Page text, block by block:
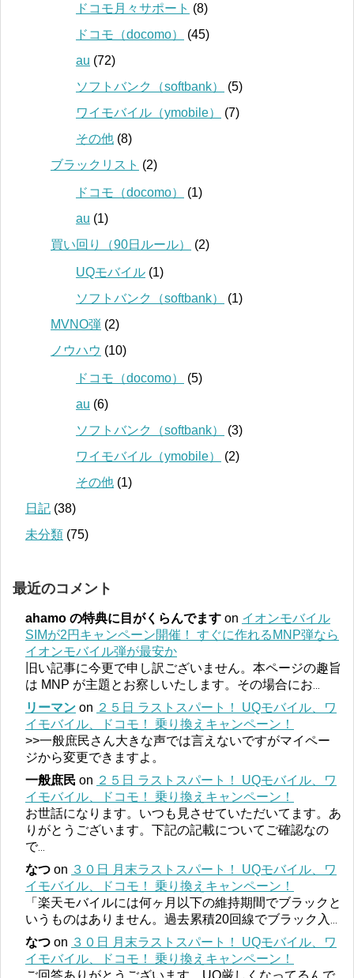
ドコモ月々サポート (8)
ドコモ（docomo）
(45)
au (72)
ソフトバンク（softbank）
(5)
ワイモバイル（ymobile）
(7)
その他 (8)
ブラックリスト (2)
ドコモ（docomo）
(1)
au (1)
買い回り（90日ルール）
(2)
UQモバイル (1)
ソフトバンク（softbank）
(1)
MVNO弾 (2)
ノウハウ (10)
ドコモ（docomo）
(5)
au (6)
ソフトバンク（softbank）
(3)
ワイモバイル（ymobile）
(2)
その他 (1)
日記 (38)
未分類 (75)
最近のコメント
ahamo の特典に目がくらんでます on イオンモバイル
SIMが2円キャンペーン開催！ すぐに作れるMNP弾なら
イオンモバイル弾が最安か
旧い記事に今更で申し訳ございません。本ページの趣旨
は MNP が主題とお察しいたします。その場合にお
リーマン on ２５日 ラストスパート！ UQモバイル、ワ
イモバイル、ドコモ！ 乗り換えキャンペーン！
>>一般庶民さん大きな声では言えないですがマイペー
ジから変更できますよ。
一般庶民 on ２５日 ラストスパート！ UQモバイル、ワ
イモバイル、ドコモ！ 乗り換えキャンペーン！
お世話になります。いつも見させていただいてます。あ
りがとうございます。下記の記載についてご確認なの
で...
なつ on ３０日 月末ラストスパート！ UQモバイル、ワ
イモバイル、ドコモ！ 乗り換えキャンペーン！
「楽天モバイルには何ヶ月以下の維持期間でブラックと
いうものはありません。過去累積20回線でブラック入
なつ on ３０日 月末ラストスパート！ UQモバイル、ワ
イモバイル、ドコモ！ 乗り換えキャンペーン！
ご回答ありがとうございます。UQ厳しくなってるんで